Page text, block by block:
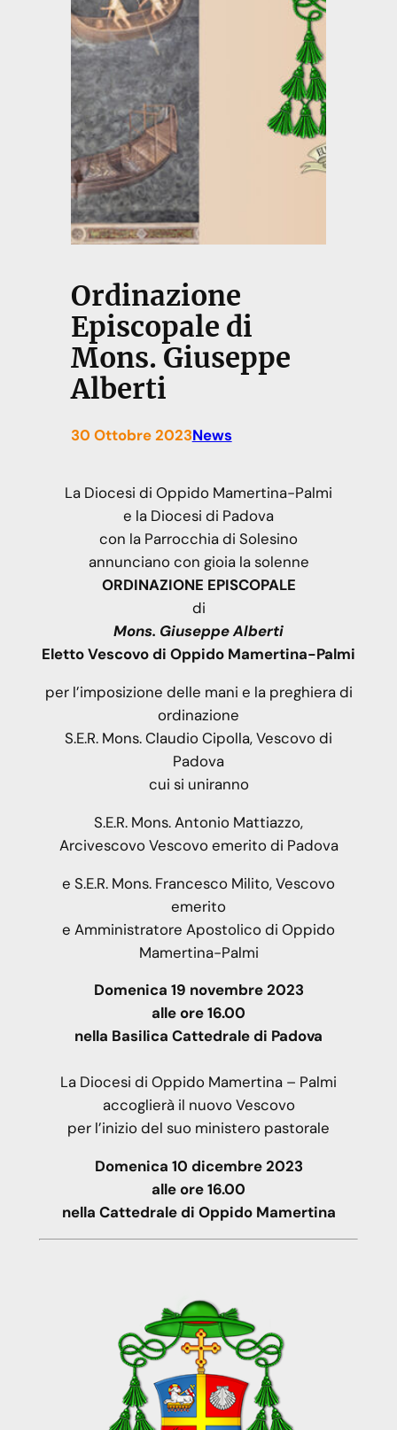
Ordinazione
Episcopale di
Mons. Giuseppe
Alberti
30 Ottobre 2023News
La Diocesi di Oppido Mamertina-Palmi
e la Diocesi di Padova
con la Parrocchia di Solesino
annunciano con gioia la solenne
ORDINAZIONE EPISCOPALE
di
Mons. Giuseppe Alberti
Eletto Vescovo di Oppido Mamertina-Palmi
per l’imposizione delle mani e la preghiera di
ordinazione
S.E.R. Mons. Claudio Cipolla, Vescovo di
Padova
cui si uniranno
S.E.R. Mons. Antonio Mattiazzo,
Arcivescovo Vescovo emerito di Padova
e S.E.R. Mons. Francesco Milito, Vescovo
emerito
e Amministratore Apostolico di Oppido
Mamertina-Palmi
Domenica 19 novembre 2023
alle ore 16.00
nella Basilica Cattedrale di Padova
La Diocesi di Oppido Mamertina – Palmi
accoglierà il nuovo Vescovo
per l’inizio del suo ministero pastorale
Domenica 10 dicembre 2023
alle ore 16.00
nella Cattedrale di Oppido Mamertina